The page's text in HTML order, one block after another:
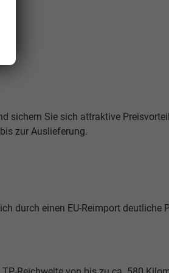
sichern Sie sich attraktive
zur Auslieferung.
durch einen EU-Reimport deutliche